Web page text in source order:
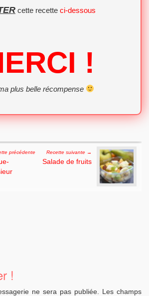
cette recette ci-dessous
!
plus belle récompense
précédente Recette suivante →
Salade de fruits
!
ne sera pas publiée.
Les champs